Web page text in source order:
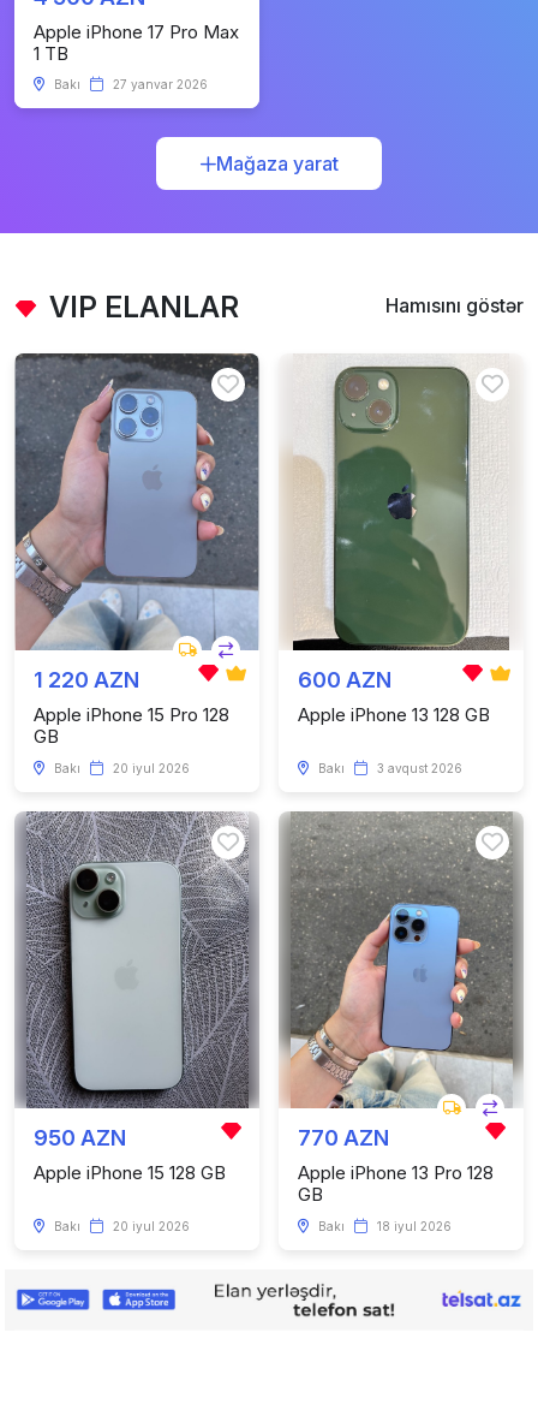
Apple iPhone 17 Pro Max
1 TB
Bakı 27 yanvar 2026
Mağaza yarat
VIP ELANLAR Hamısını göstər
1 220 AZN
Apple iPhone 15 Pro 128
GB
Bakı 20 iyul 2026
600 AZN
Apple iPhone 13 128 GB
Bakı 3 avqust 2026
950 AZN
Apple iPhone 15 128 GB
Bakı 20 iyul 2026
770 AZN
Apple iPhone 13 Pro 128
GB
Bakı 18 iyul 2026